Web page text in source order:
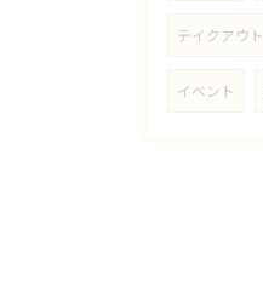
テイクアウト
イベント